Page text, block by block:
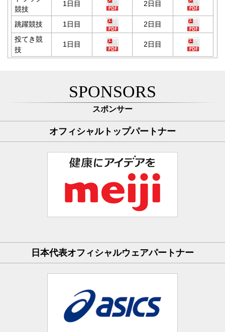
競技
1日目 2日目
跳躍競技 1日目
2日目
投てき競
技
1日目 2日目
SPONSORS
スポンサー
オフィシャルトップパートナー
日本代表オフィシャルウェアパートナー